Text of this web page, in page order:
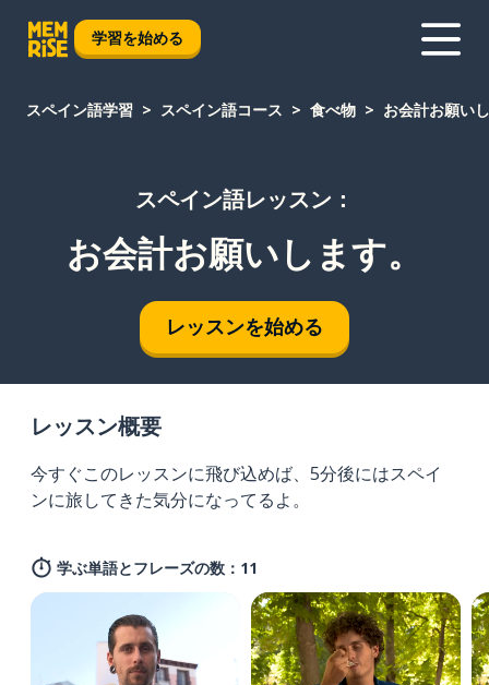
学習を始める
スペイン語学習 スペイン語コース 食べ物 お会計お願い
スペイン語レッスン：
お会計お願いします。
レッスンを始める
レッスン概要
今すぐこのレッスンに飛び込めば、5分後にはスペイ
ンに旅してきた気分になってるよ。
学ぶ単語とフレーズの数：11